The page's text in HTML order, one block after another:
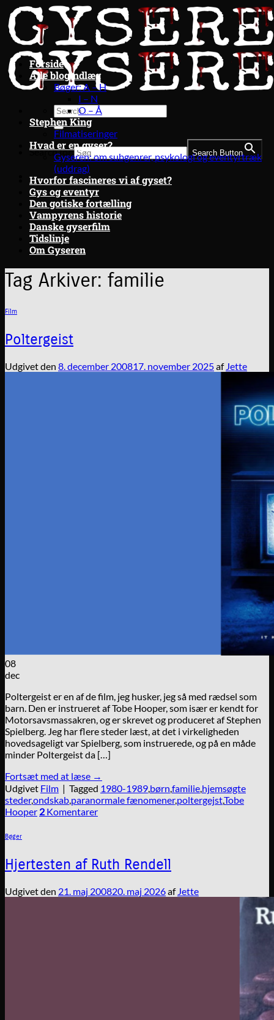
Fortsæt
til
indhold
Search for: Search Button
Forside
Alle blogindlæg
Bøger: A – H
I – N
O – Å
Stephen King
Filmatiseringer
Hvad er en gyser?
Gyseren: om subgenrer, psykologi og eventyrtræk
(uddrag)
Hvorfor fascineres vi af gyset?
Gys og eventyr
Den gotiske fortælling
Vampyrens historie
Danske gyserfilm
Tidslinje
Om Gyseren
Tag Arkiver: familie
Film
Poltergeist
Udgivet den 8. december 200817. november 2025af Jette
08
dec
Poltergeist er en af de film, jeg husker, jeg så med rædsel som
barn. Den er instrueret af Tobe Hooper, som især er kendt for
Motorsavsmassakren, og er skrevet og produceret af Stephen
Spielberg. Jeg har flere steder læst, at det i virkeligheden
hovedsageligt var Spielberg, som instruerede, og på en måde
minder Poltergeist da […]
Fortsæt med at læse →
Udgivet Film | Tagged 1980-1989,børn,familie,hjemsøgte
steder,ondskab,paranormale fænomener,poltergejst,Tobe
Hooper 2 Komentarer
Bøger
Hjertesten af Ruth Rendell
Udgivet den 21. maj 200820. maj 2026af Jette